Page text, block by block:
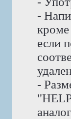
-
кроме
если
-